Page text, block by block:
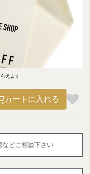
えます
カートに入れる
などご相談下さい